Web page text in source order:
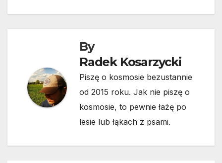
By
Radek Kosarzycki
Piszę o kosmosie bezustannie
od 2015 roku. Jak nie piszę o
kosmosie, to pewnie łażę po
lesie lub łąkach z psami.